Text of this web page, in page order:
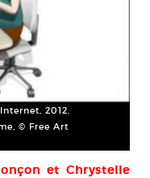
2012.
© Free Art
et Chrystelle